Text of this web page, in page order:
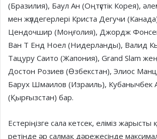
(Бразилия), Баул Ан (Оңтүстік Корея),
мен жүлдегерлері Криста Дегучи
Цендочшир (Моңғолия), Джордж
Ван Т Енд Ноел (Нидерланды), Валид
Тацуру Саито (Жапония), Grand Slam
Достон Розиев (Өзбекстан), Элиос
Барух Шмаилов (Израиль), Кубанычбек
(Қырғызстан) бар.
Естеріңізге сала кетсек, еліміз
ретінде әр салмақ дәрежесінде